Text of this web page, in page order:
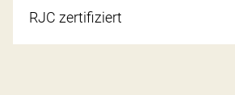
RJC zertifiziert